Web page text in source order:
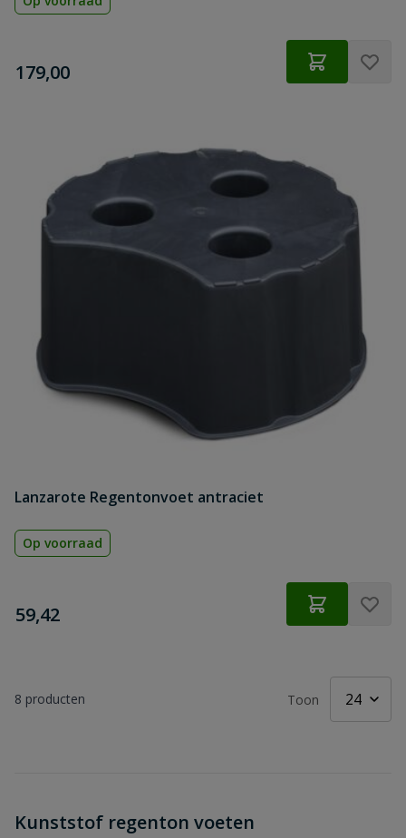
€
179,00
Lanzarote Regentonvoet antraciet
Op voorraad
€
59,42
8 producten Toon
Kunststof regenton voeten